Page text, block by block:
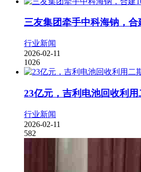
三友集团牵手中科海钠，合
行业新闻
2026-02-11
1026
23亿元，吉利电池回收利
行业新闻
2026-02-11
582